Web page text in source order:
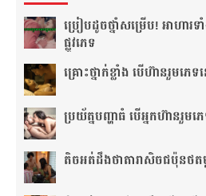
ប្រៀប​ដូច​ថ្នាំ​សម្រើប! អាហារ​
ផ្លូវភេទ
គ្រោះថ្នាក់​ខ្លាំង បើហ៊ាន​រួមភ
ប្រយ័ត្ន​បញ្ហា​ធំ បើ​អ្នក​ហ៊ាន​រួម
តិច​អត់​ដឹង​​ថាតារា​សិច​ជប៉ុន​ថត​